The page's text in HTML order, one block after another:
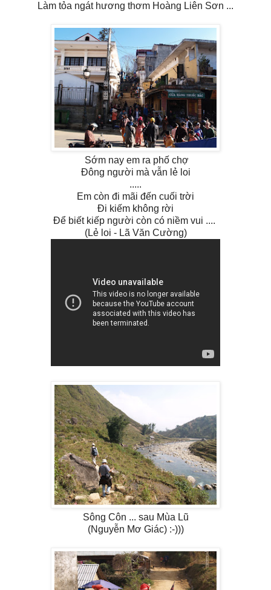
Làm tỏa ngát hương thơm Hoàng Liên Sơn ...
Sớm nay em ra phố chợ
Đông người mà vẫn lẻ loi
.....
Em còn đi mãi đến cuối trời
Đi kiếm không rời
Để biết kiếp người còn có niềm vui ....
(Lẻ loi - Lã Văn Cường)
Sông Côn ... sau Mùa Lũ
(Nguyễn Mơ Giác) :-)))